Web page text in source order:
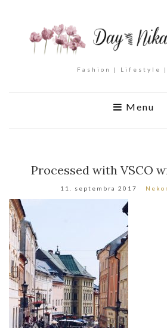
Fashion | Lifestyle |
Menu
Processed with VSCO
11. septembra 2017